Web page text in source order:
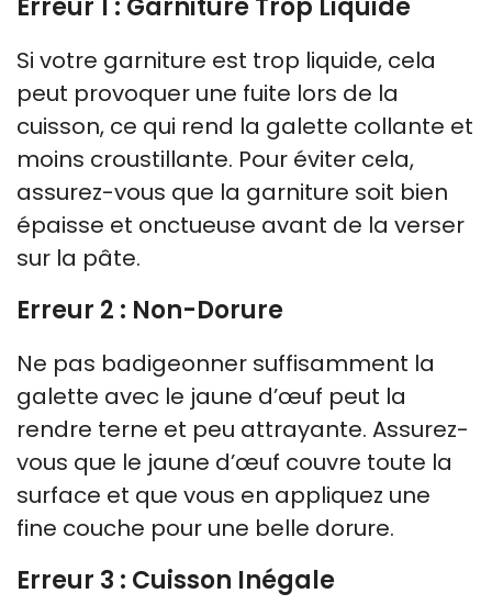
Si votre garniture est trop liquide, cela
peut provoquer une fuite lors de la
cuisson, ce qui rend la galette collante et
moins croustillante. Pour éviter cela,
assurez-vous que la garniture soit bien
épaisse et onctueuse avant de la verser
sur la pâte.
Erreur 2 : Non-Dorure
Ne pas badigeonner suffisamment la
galette avec le jaune d’œuf peut la
rendre terne et peu attrayante. Assurez-
vous que le jaune d’œuf couvre toute la
surface et que vous en appliquez une
fine couche pour une belle dorure.
Erreur 3 : Cuisson Inégale